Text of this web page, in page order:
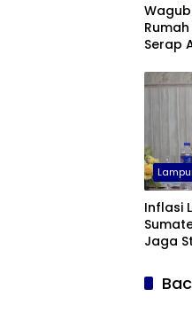
Rumah
Serap
Inflasi
Jaga